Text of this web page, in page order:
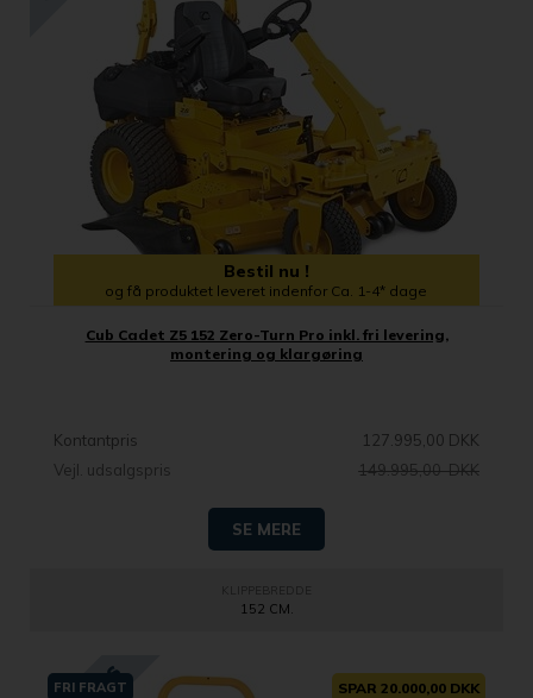
Bestil nu !
og få produktet leveret indenfor Ca. 1-4* dage
Cub Cadet Z5 152 Zero-Turn Pro inkl. fri levering,
montering og klargøring
Kontantpris
127.995,00 DKK
Vejl. udsalgspris
149.995,00 DKK
SE MERE
152 CM.
FRI FRAGT SPAR 20.000,00 DKK